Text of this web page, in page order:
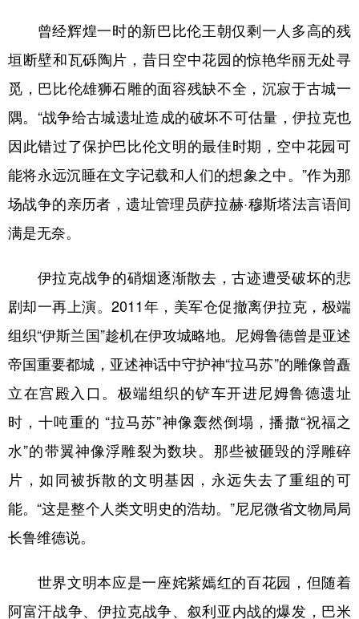
曾经辉煌一时的新巴比伦王朝仅剩一人多高的残
垣断壁和瓦砾陶片，昔日空中花园的惊艳华丽无处寻
觅，巴比伦雄狮石雕的面容残缺不全，沉寂于古城一
隅。“战争给古城遗址造成的破坏不可估量，伊拉克也
因此错过了保护巴比伦文明的最佳时期，空中花园可
能将永远沉睡在文字记载和人们的想象之中。”作为那
场战争的亲历者，遗址管理员萨拉赫·穆斯塔法言语间
满是无奈。
伊拉克战争的硝烟逐渐散去，古迹遭受破坏的悲
剧却一再上演。2011年，美军仓促撤离伊拉克，极端
组织“伊斯兰国”趁机在伊攻城略地。尼姆鲁德曾是亚述
帝国重要都城，亚述神话中守护神“拉马苏”的雕像曾矗
立在宫殿入口。极端组织的铲车开进尼姆鲁德遗址
时，十吨重的 “拉马苏”神像轰然倒塌，播撒“祝福之
水”的带翼神像浮雕裂为数块。那些被砸毁的浮雕碎
片，如同被拆散的文明基因，永远失去了重组的可
能。“这是整个人类文明史的浩劫。”尼尼微省文物局局
长鲁维德说。
世界文明本应是一座姹紫嫣红的百花园，但随着
阿富汗战争、伊拉克战争、叙利亚内战的爆发，巴米